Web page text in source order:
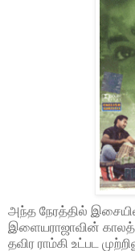
அந்த நேரத்தில்
இளையராஜாவின்
தவிர ராம்கி உட்பட